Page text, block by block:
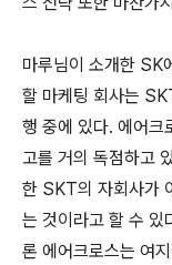
마루님이 소개한 SK
할 마케팅 회사는
행 중에 있다. 에어
고를 거의 독점하고
한 SKT의 자회사가
는 것이라고 할 수
론 에어크로스는 여